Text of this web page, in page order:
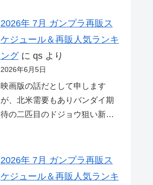
2026年 7月 ガンプラ再販ス
ケジュール＆再販人気ランキ
ングに qsより
2026年6月5日
映画版の話だとして申します
が、北米需要もありバンダイ期
待の二匹目のドジョウ狙い新…
2026年 7月 ガンプラ再販ス
ケジュール＆再販人気ランキ